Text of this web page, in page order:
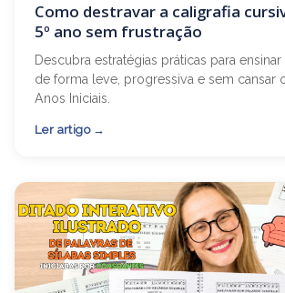
Como destravar a caligrafia
5º ano sem frustração
Descubra estratégias práticas para
de forma leve, progressiva e sem cansar
Anos Iniciais.
Ler artigo